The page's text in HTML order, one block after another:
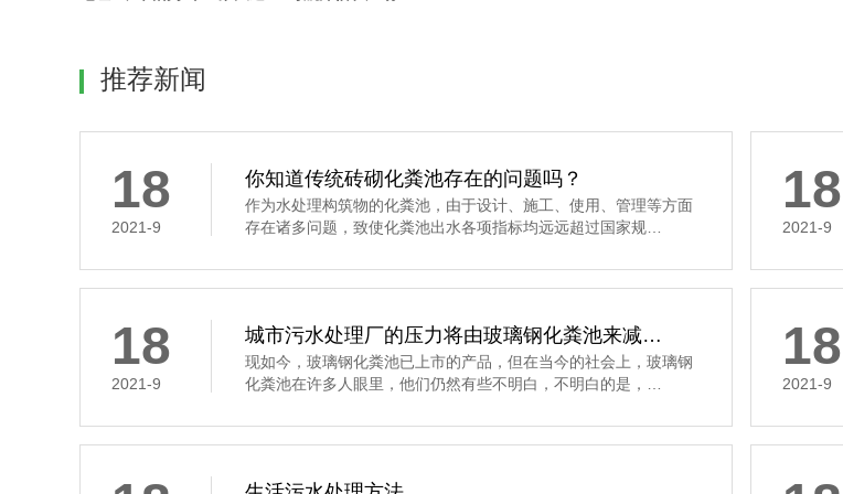
推荐新闻
18
2021-9
你知道传统砖砌化粪池存在的问题吗？
作为水处理构筑物的化粪池，由于设计、施工、使用、管理等方面
存在诸多问题，致使化粪池出水各项指标均远远超过国家规…
18
2021-9
18
2021-9
城市污水处理厂的压力将由玻璃钢化粪池来减…
现如今，玻璃钢化粪池已上市的产品，但在当今的社会上，玻璃钢
化粪池在许多人眼里，他们仍然有些不明白，不明白的是，…
18
2021-9